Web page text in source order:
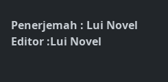
Penerjemah : Lui Novel
Editor :Lui Novel